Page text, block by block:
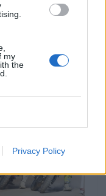
my
the
Privacy Policy
anos com uma
de Supercross,